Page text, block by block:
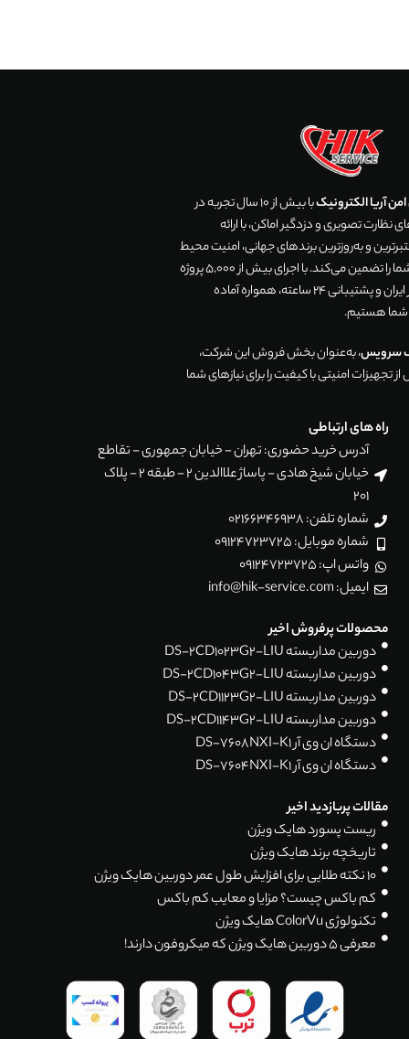
آریا الکترونیک
با بیش از 10 سال تجربه در
تصویری و دزدگیر اماکن، با ارائه
و به‌روزترین برندهای جهانی، امنیت محیط
زندگی و تجارت شما را تضمین می‌کند. با اجرای بیش از 5,000 پروژه
موفق در سراسر ایران و پشتیبانی 24 ساعته، همواره آماده
شما هستیم.
سرویس، به‌عنوان بخش فروش این شرکت،
تجهیزات امنیتی با کیفیت را برای نیازهای شما
راه های ارتباطی
آدرس خرید حضوری: تهران - خیابان جمهوری - تقاطع
خیابان شیخ هادی - پاساژ علاالدین 2 - طبقه 2 - پلاک
201
شماره تلفن: 02166346938
شماره موبایل: 09124723725
واتس اپ: 09124723725
ایمیل: info@hik-service.com
محصولات پرفروش اخیر
دوربین مداربسته DS-2CD1023G2-LIU
دوربین مداربسته DS-2CD1043G2-LIU
دوربین مداربسته DS-2CD1123G2-LIU
دوربین مداربسته DS-2CD1143G2-LIU
دستگاه ان وی آر DS-7608NXI-K1
دستگاه ان وی آر DS-7604NXI-K1
مقالات پربازدید اخیر
ریست پسورد هایک ویژن
تاریخچه برند هایک ویژن
۱۰ نکته طلایی برای افزایش طول عمر دوربین هایک ویژن
کم باکس چیست؟ مزایا و معایب کم باکس
تکنولوژی ColorVu هایک ویژن
معرفی 5 دوربین هایک ویژن که میکروفون دارند!